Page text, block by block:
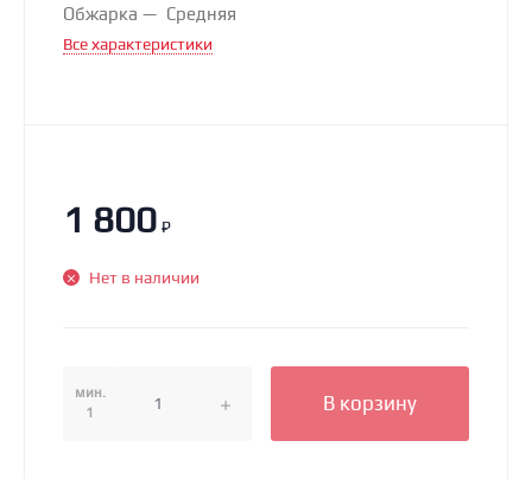
Обжарка
Средняя
Все характеристики
1 800 ₽
Нет в наличии
мин.
1
В корзину